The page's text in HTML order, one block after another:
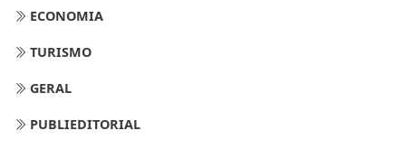
ECONOMIA
TURISMO
GERAL
PUBLIEDITORIAL